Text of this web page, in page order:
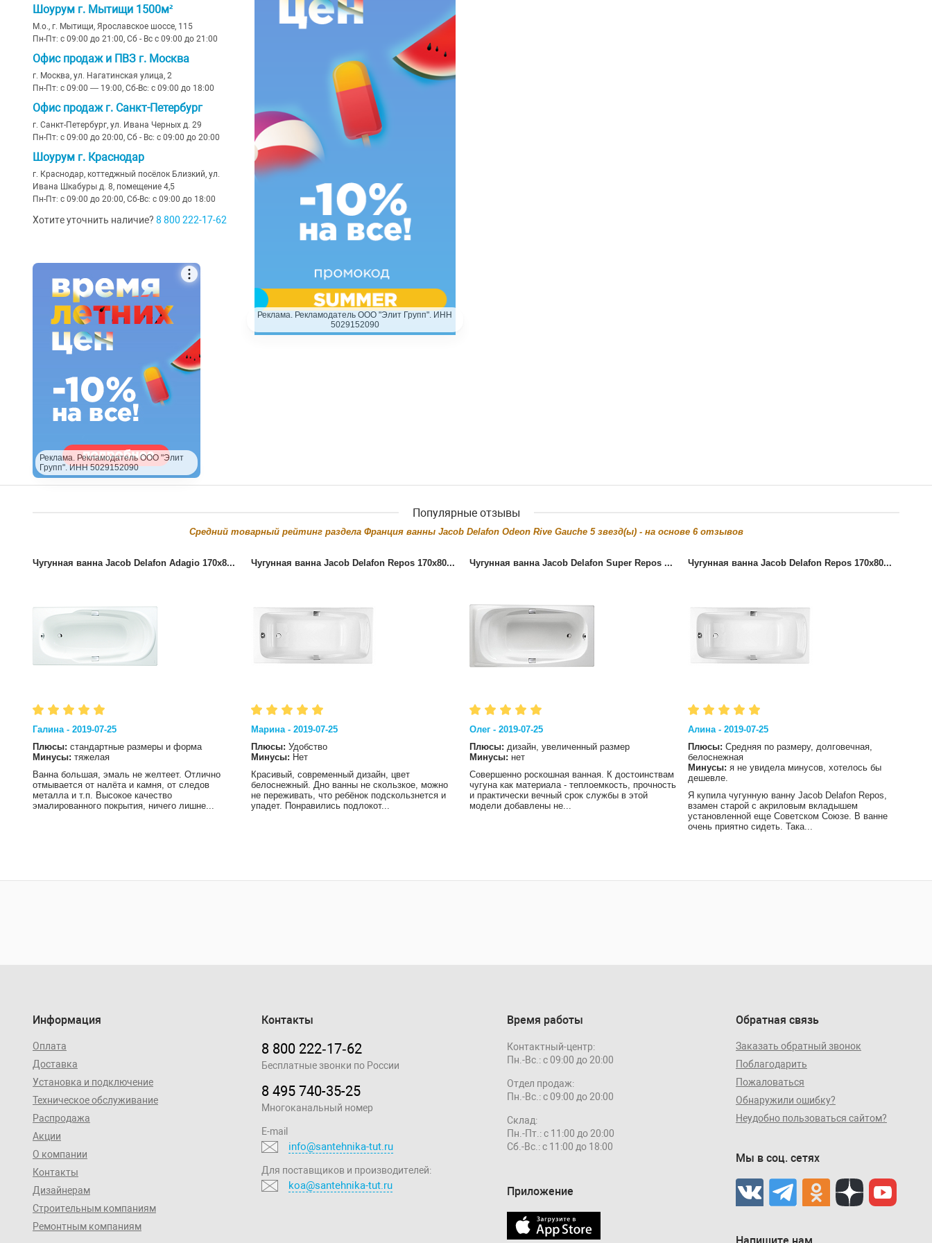
Шоурум г. Мытищи 1500м²
М.о., г. Мытищи, Ярославское шоссе, 115
Пн-Пт: с 09:00 до 21:00, Сб - Вс с 09:00 до 21:00
Офис продаж и ПВЗ г. Москва
г. Москва, ул. Нагатинская улица, 2
Пн-Пт: с 09:00 — 19:00, Сб-Вс: с 09:00 до 18:00
Офис продаж г. Санкт-Петербург
г. Санкт-Петербург, ул. Ивана Черных д. 29
Пн-Пт: с 09:00 до 20:00, Сб - Вс: с 09:00 до 20:00
Шоурум г. Краснодар
г. Краснодар, коттеджный посёлок Близкий, ул.
Ивана Шкабуры д. 8, помещение 4,5
Пн-Пт: с 09:00 до 20:00, Сб-Вс: с 09:00 до 18:00
Хотите уточнить наличие? 8 800 222-17-62
Реклама. Рекламодатель ООО "Элит
Групп". ИНН 5029152090
Реклама. Рекламодатель ООО "Элит Групп". ИНН
5029152090
Популярные отзывы
Cредний товарный рейтинг раздела Франция ванны Jacob Delafon Odeon Rive Gauche 5звезд(ы) - на основе 6отзывов
Чугунная ванна Jacob Delafon Adagio 170x8...
Галина - 2019-07-25
Плюсы: стандартные размеры и форма
Минусы: тяжелая
Ванна большая, эмаль не желтеет. Отлично
отмывается от налёта и камня, от следов
металла и т.п. Высокое качество
эмалированного покрытия, ничего лишне...
Чугунная ванна Jacob Delafon Repos 170x80...
Марина - 2019-07-25
Плюсы: Удобство
Минусы: Нет
Красивый, современный дизайн, цвет
белоснежный. Дно ванны не скользкое, можно
не переживать, что ребёнок подскользнется и
упадет. Понравились подлокот...
Чугунная ванна Jacob Delafon Super Repos ...
Олег - 2019-07-25
Плюсы: дизайн, увеличенный размер
Минусы: нет
Совершенно роскошная ванная. К достоинствам
чугуна как материала - теплоемкость, прочность
и практически вечный срок службы в этой
модели добавлены не...
Чугунная ванна Jacob Delafon Repos 170x80...
Алина - 2019-07-25
Плюсы: Средняя по размеру, долговечная,
белоснежная
Минусы: я не увидела минусов, хотелось бы
дешевле.
Я купила чугунную ванну Jacob Delafon Repos,
взамен старой с акриловым вкладышем
установленной еще Советском Союзе. В ванне
очень приятно сидеть. Така...
Информация
Оплата
Доставка
Установка и подключение
Техническое обслуживание
Распродажа
Акции
О компании
Контакты
Дизайнерам
Строительным компаниям
Ремонтным компаниям
Контакты
8 800 222‑17‑62
Бесплатные звонки по России
8 495 740-35-25
Многоканальный номер
E-mail
info@santehnika-tut.ru
Для поставщиков и производителей:
koa@santehnika-tut.ru
Время работы
Контактный-центр:
Пн.-Вс.: с 09:00 до 20:00
Отдел продаж:
Пн.-Вс.: с 09:00 до 20:00
Склад:
Пн.-Пт.: с 11:00 до 20:00
Сб.-Вс.: с 11:00 до 18:00
Приложение
Обратная связь
Заказать обратный звонок
Поблагодарить
Пожаловаться
Обнаружили ошибку?
Неудобно пользоваться сайтом?
Мы в соц. сетях
Напишите нам